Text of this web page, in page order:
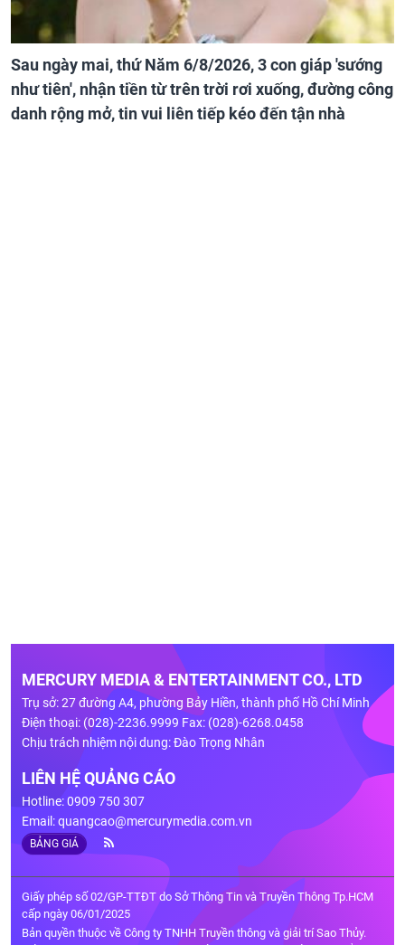
Sau ngày mai, thứ Năm 6/8/2026, 3 con giáp 'sướng
như tiên', nhận tiền từ trên trời rơi xuống, đường công
danh rộng mở, tin vui liên tiếp kéo đến tận nhà
MERCURY MEDIA & ENTERTAINMENT CO., LTD
Trụ sở: 27 đường A4, phường Bảy Hiền, thành phố Hồ Chí Minh
Điện thoại: (028)-2236.9999 Fax: (028)-6268.0458
Chịu trách nhiệm nội dung: Đào Trọng Nhân
LIÊN HỆ QUẢNG CÁO
Hotline: 0909 750 307
Email:quangcao@mercurymedia.com.vn
BẢNG GIÁ
Giấy phép số 02/GP-TTĐT do Sở Thông Tin và Truyền Thông Tp.HCM
cấp ngày 06/01/2025
Bản quyền thuộc về Công ty TNHH Truyền thông và giải trí Sao Thủy.